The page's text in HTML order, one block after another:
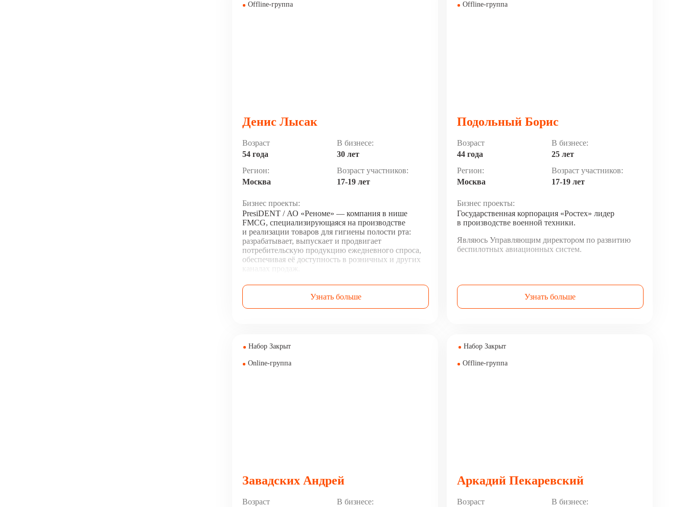
Сооснователь нескольких технологических
Offline-группа
Денис Лысак
Возраст
54 года
В бизнесе:
30 лет
Регион:
Москва
Возраст участников:
17-19 лет
Бизнес проекты:
PresiDENT / АО «Реноме» — компания в нише
FMCG, специализирующаяся на производстве
и реализации товаров для гигиены полости рта:
разрабатывает, выпускает и продвигает
потребительскую продукцию ежедневного спроса,
обеспечивая её доступность в розничных и других
каналах продаж.
Узнать больше
Offline-группа
Подольный Борис
Возраст
44 года
В бизнесе:
25 лет
Регион:
Москва
Возраст участников:
17-19 лет
Бизнес проекты:
Государственная корпорация «Ростех» лидер
в производстве военной техники.
Являюсь Управляющим директором по развитию
беспилотных авиационных систем.
Узнать больше
Набор Закрыт
Online-группа
Завадских Андрей
Возраст
В бизнесе:
Набор Закрыт
Offline-группа
Аркадий Пекаревский
Возраст
В бизнесе: